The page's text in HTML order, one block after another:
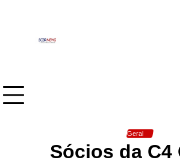
Geral
Sócios da C4